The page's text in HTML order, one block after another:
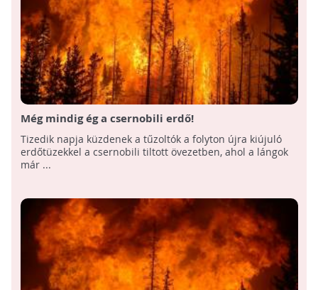
Még mindig ég a csernobili erdő!
Tizedik napja küzdenek a tűzoltók a folyton újra kiújuló
erdőtüzekkel a csernobili tiltott övezetben, ahol a lángok
már ...